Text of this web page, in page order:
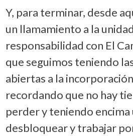
Y, para terminar, desde
un llamamiento a la
responsabilidad con El
que seguimos teniendo
abiertas a la
recordando que no hay
perder y teniendo
desbloquear y trabajar